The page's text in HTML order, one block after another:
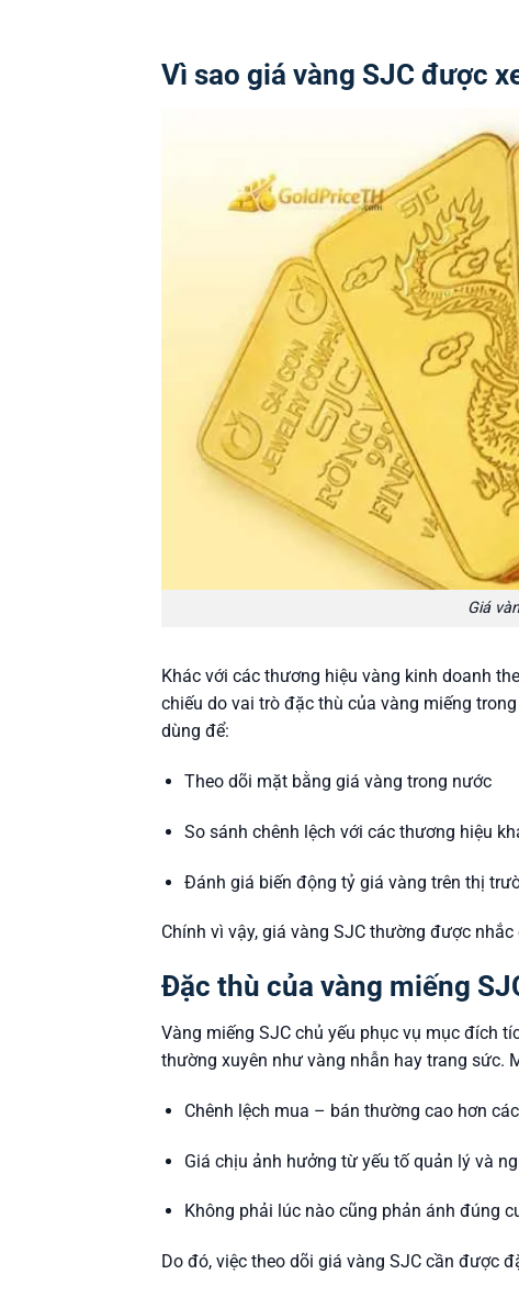
Vì sao giá vàng SJC được
Giá
Khác với các thương hiệu vàng kinh doanh
chiếu do vai trò đặc thù của vàng miếng
dùng để:
Theo dõi mặt bằng giá vàng trong nước
So sánh chênh lệch với các thương hiệu
Đánh giá biến động tỷ giá vàng trên thị
Chính vì vậy, giá vàng SJC thường được
Đặc thù của vàng miếng
Vàng miếng SJC chủ yếu phục vụ mục đích
thường xuyên như vàng nhẫn hay trang sức.
Chênh lệch mua – bán thường cao hơn
Giá chịu ảnh hưởng từ yếu tố quản lý và
Không phải lúc nào cũng phản ánh đúng
Do đó, việc theo dõi giá vàng SJC cần được